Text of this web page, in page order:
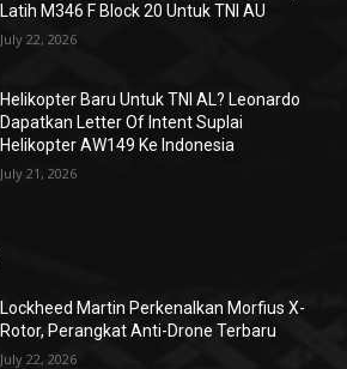
Latih M346 F Block 20 Untuk TNI AU
July 22, 2026
Helikopter Baru Untuk TNI AL? Leonardo
Dapatkan Letter Of Intent Suplai
Helikopter AW149 Ke Indonesia
July 21, 2026
Lockheed Martin Perkenalkan Morfius X-
Rotor, Perangkat Anti-Drone Terbaru
July 22, 2026